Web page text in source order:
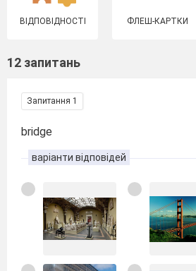
ВІДПОВІДНОСТІ ФЛЕШ-КАРТКИ
12 запитань
Запитання 1
bridge
варіанти відповідей